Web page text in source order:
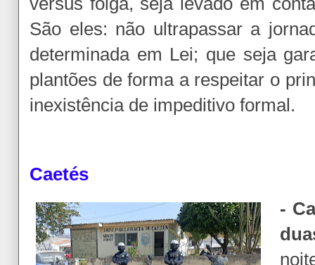
São eles: não ultrapassar a
determinada em Lei; que seja
plantões de forma a respeitar o
inexistência de impeditivo formal.
Caetés
-